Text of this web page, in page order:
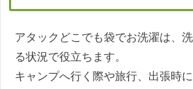
アタックどこでも袋でお洗濯は、
る状況で役立ちます。
キャンプへ行く際や旅行、出張時